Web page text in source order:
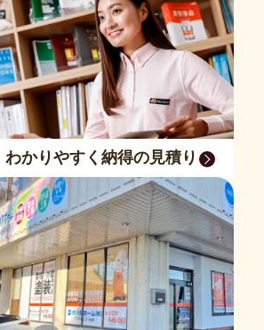
わかりやすく納得の見積り